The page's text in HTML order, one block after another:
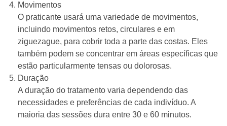
Movimentos
O praticante usará uma variedade de movimentos,
incluindo movimentos retos, circulares e em
ziguezague, para cobrir toda a parte das costas. Eles
também podem se concentrar em áreas específicas que
estão particularmente tensas ou dolorosas.
Duração
A duração do tratamento varia dependendo das
necessidades e preferências de cada indivíduo. A
maioria das sessões dura entre 30 e 60 minutos.